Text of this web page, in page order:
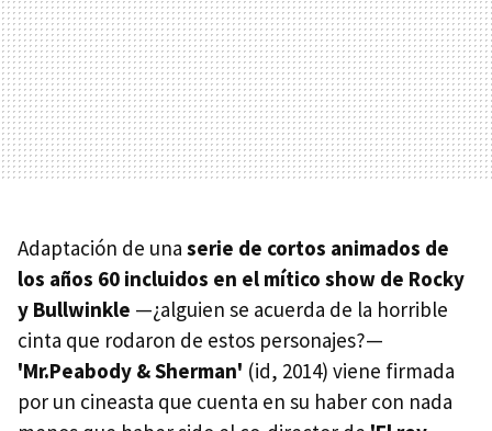
Adaptación de una serie de cortos animados de
los años 60 incluidos en el mítico show de Rocky
y Bullwinkle —¿alguien se acuerda de la horrible
cinta que rodaron de estos personajes?—
'Mr.Peabody & Sherman' (id, 2014) viene firmada
por un cineasta que cuenta en su haber con nada